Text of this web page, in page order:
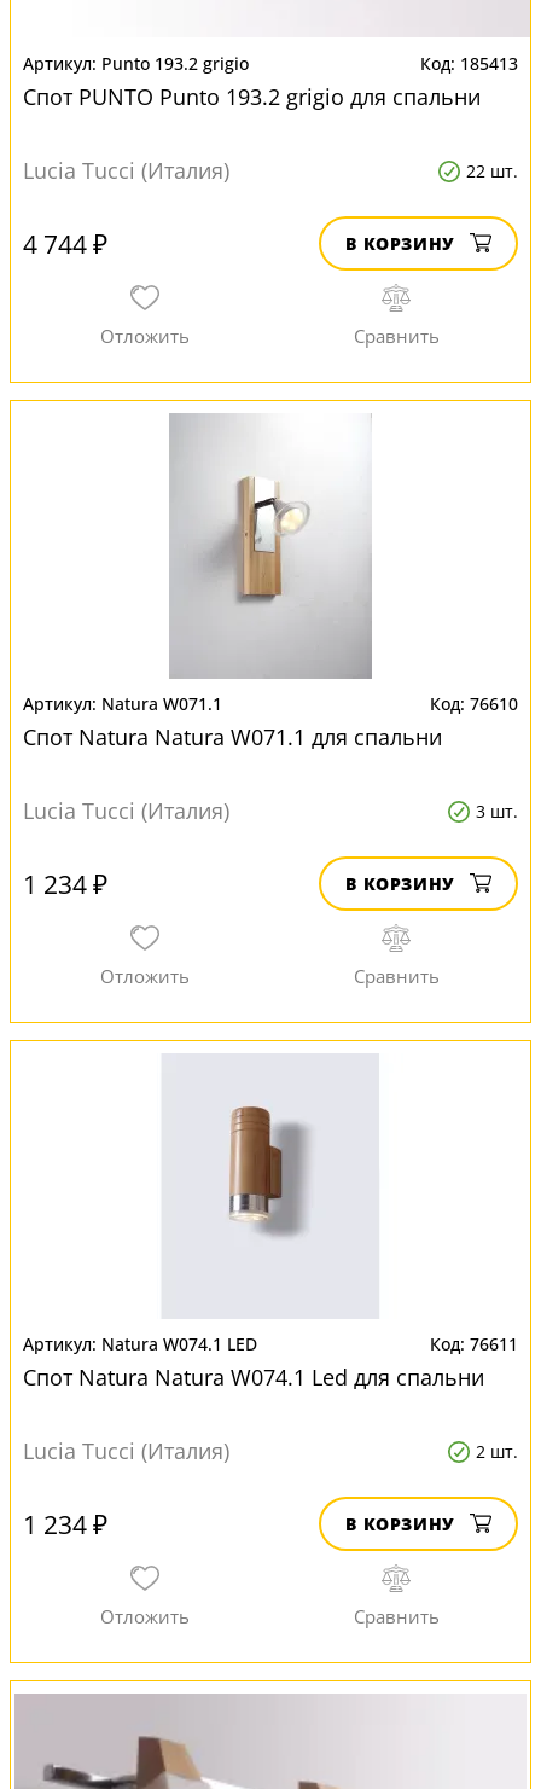
Punto 193.2 grigio 185413
Спот PUNTO Punto 193.2 grigio для спальни
Lucia Tucci (Италия) 22 шт.
4 744 ₽ В КОРЗИНУ
Natura W071.1 76610
Спот Natura Natura W071.1 для спальни
Lucia Tucci (Италия) 3 шт.
1 234 ₽ В КОРЗИНУ
Natura W074.1 LED 76611
Спот Natura Natura W074.1 Led для спальни
Lucia Tucci (Италия) 2 шт.
1 234 ₽ В КОРЗИНУ